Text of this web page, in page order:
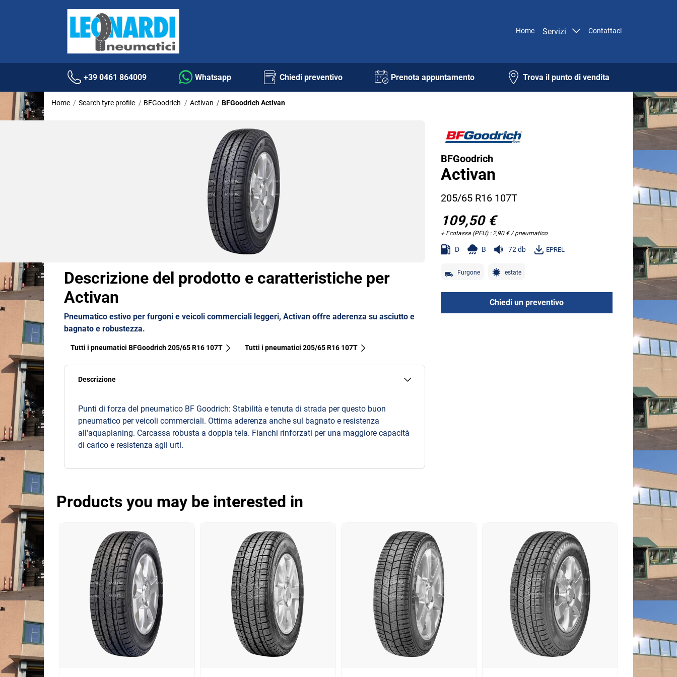
Home Servizi Contattaci
+39 0461 864009 Whatsapp Chiedi preventivo Prenota appuntamento Trova il punto di vendita
Home Search tyre profile BFGoodrich Activan BFGoodrich Activan
Descrizione del prodotto e caratteristiche per
Activan
Pneumatico estivo per furgoni e veicoli commerciali leggeri, Activan offre aderenza su asciutto e
bagnato e robustezza.
Tutti i pneumatici BFGoodrich 205/65 R16 107T Tutti i pneumatici‎ 205/65 R16 107T
Descrizione
Punti di forza del pneumatico BF Goodrich: Stabilità e tenuta di strada per questo buon
pneumatico per veicoli commerciali. Ottima aderenza anche sul bagnato e resistenza
all'aquaplaning. Carcassa robusta a doppia tela. Fianchi rinforzati per una maggiore capacità
di carico e resistenza agli urti.
BFGoodrich
Activan
205/65 R16 107T
109,50 €
+ Ecotassa (PFU) : 2,90 € / pneumatico
D B 72 db EPREL
Furgone estate
Chiedi un preventivo
Products you may be interested in